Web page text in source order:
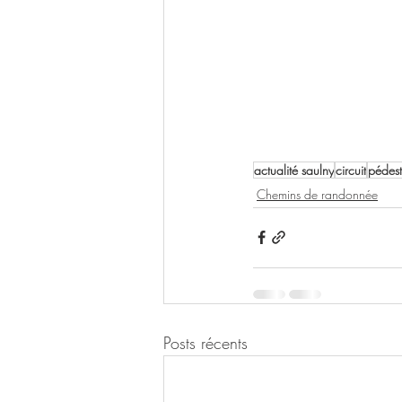
actualité saulnycircuit
Chemins de randonnée
Posts récents